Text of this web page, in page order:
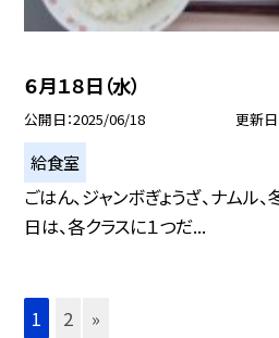
６月１８日（水）
公開日 2025/06/18 更新日
給食室
ごはん、ジャンボぎょうざ、ナムル
日は、各クラスに１つだ...
1 2 »